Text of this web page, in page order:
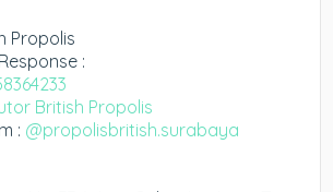
Propolis
:
British Propolis
: @propolisbritish.surabaya